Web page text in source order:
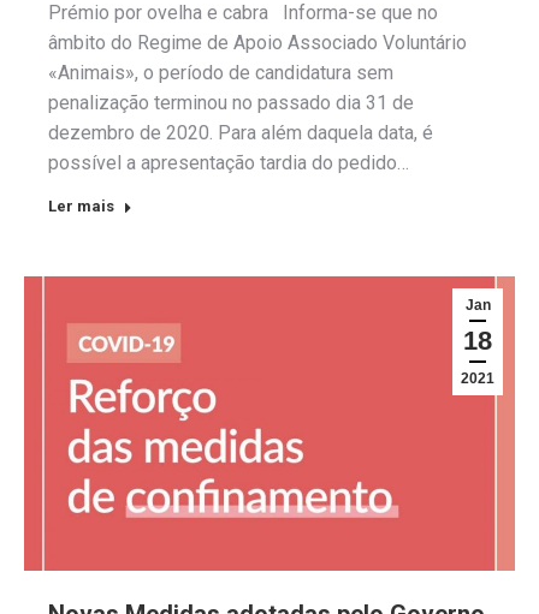
Prémio por ovelha e cabra Informa-se que no
âmbito do Regime de Apoio Associado Voluntário
«Animais», o período de candidatura sem
penalização terminou no passado dia 31 de
dezembro de 2020. Para além daquela data, é
possível a apresentação tardia do pedido…
Ler mais
Jan
18
2021